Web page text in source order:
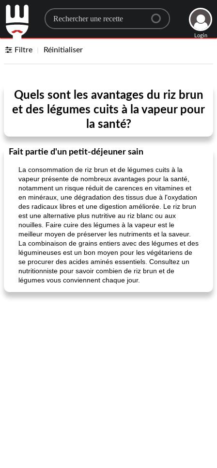
Search for a recipe
Login
Filtre Réinitialiser
Quels sont les avantages du riz brun
et des légumes cuits à la vapeur pour
la santé?
Fait partie d'un petit-déjeuner sain
La consommation de riz brun et de légumes cuits à la
vapeur présente de nombreux avantages pour la santé,
notamment un risque réduit de carences en vitamines et
en minéraux, une dégradation des tissus due à l'oxydation
des radicaux libres et une digestion améliorée. Le riz brun
est une alternative plus nutritive au riz blanc ou aux
nouilles. Faire cuire des légumes à la vapeur est le
meilleur moyen de préserver les nutriments et la saveur.
La combinaison de grains entiers avec des légumes et des
légumineuses est un bon moyen pour les végétariens de
se procurer des acides aminés essentiels. Consultez un
nutritionniste pour savoir combien de riz brun et de
légumes vous conviennent chaque jour.